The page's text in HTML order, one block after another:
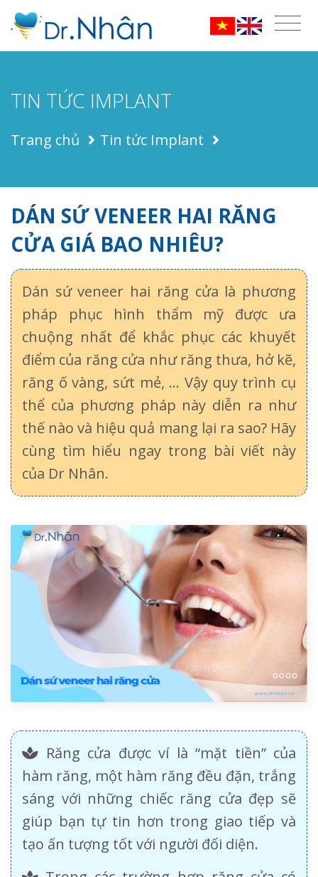
TIN TỨC IMPLANT
Trang chủ Tin tức Implant
DÁN SỨ VENEER HAI RĂNG
CỬA GIÁ BAO NHIÊU?
Dán sứ veneer hai răng cửa là phương
pháp phục hình thẩm mỹ được ưa
chuộng nhất để khắc phục các khuyết
điểm của răng cửa như răng thưa, hở kẽ,
răng ố vàng, sứt mẻ, … Vậy quy trình cụ
thể của phương pháp này diễn ra như
thế nào và hiệu quả mang lại ra sao? Hãy
cùng tìm hiểu ngay trong bài viết này
của Dr Nhân.
Răng cửa được ví là “mặt tiền” của
hàm răng, một hàm răng đều đặn, trắng
sáng với những chiếc răng cửa đẹp sẽ
giúp bạn tự tin hơn trong giao tiếp và
tạo ấn tượng tốt với người đối diện.